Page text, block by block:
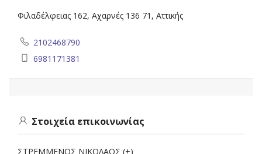
Φιλαδέλφειας 162, Αχαρνές 136 71, Αττικής
2102468790
6981171381
Στοιχεία επικοινωνίας
ΣΤΡΕΜΜΕΝΟΣ ΝΙΚΟΛΑΟΣ (+)